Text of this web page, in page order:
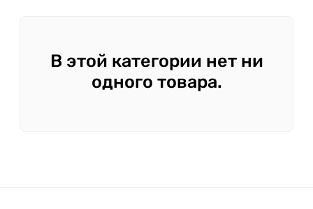
В этой категории нет ни
одного товара.